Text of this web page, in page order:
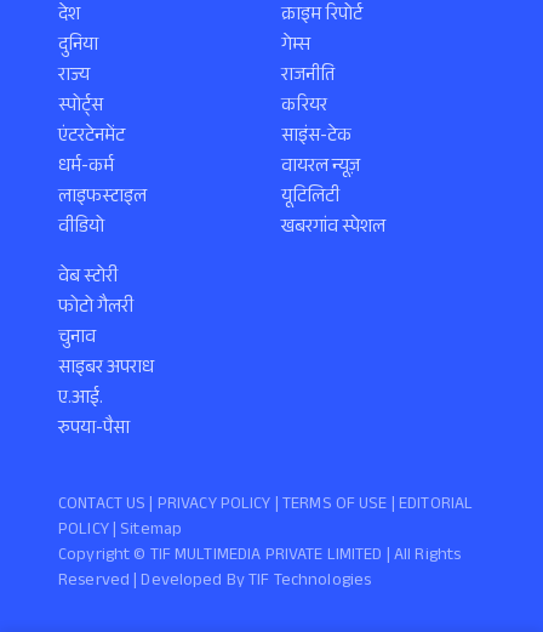
देश
दुनिया
राज्य
स्पोर्ट्स
एंटरटेनमेंट
धर्म-कर्म
लाइफस्टाइल
वीडियो
क्राइम रिपोर्ट
गेम्स
राजनीति
करियर
साइंस-टेक
वायरल न्यूज़
यूटिलिटी
खबरगांव स्पेशल
वेब स्टोरी
फोटो गैलरी
चुनाव
साइबर अपराध
ए.आई.
रुपया-पैसा
Copyright ©️ TIF MULTIMEDIA PRIVATE LIMITED | All Rights
Reserved | Developed ByTIF Technologies
CONTACT US | PRIVACY POLICY |TERMS OF USE | EDITORIAL
POLICY| Sitemap